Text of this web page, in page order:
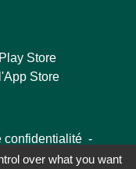
Store
Store
confidentialité -
des cookies
over what you want